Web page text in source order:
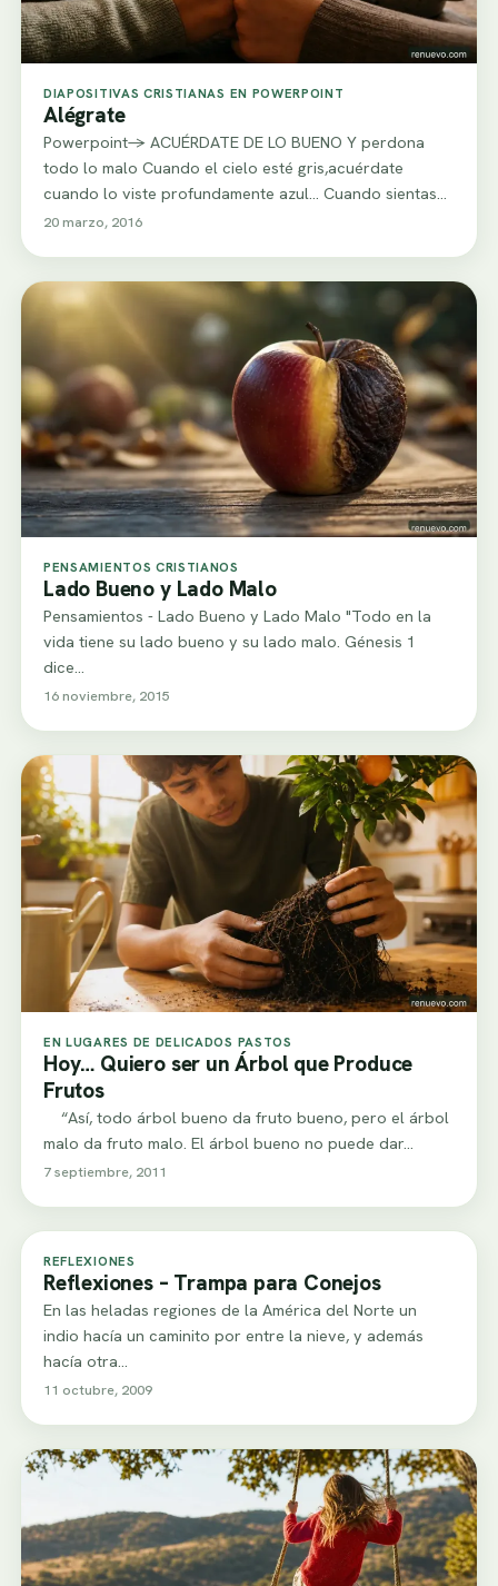
DIAPOSITIVAS CRISTIANAS EN POWERPOINT
Alégrate
Powerpoint-> ACUÉRDATE DE LO BUENO Y perdona
todo lo malo Cuando el cielo esté gris,acuérdate
cuando lo viste profundamente azul... Cuando sientas…
20 marzo, 2016
PENSAMIENTOS CRISTIANOS
Lado Bueno y Lado Malo
Pensamientos - Lado Bueno y Lado Malo "Todo en la
vida tiene su lado bueno y su lado malo. Génesis 1
dice…
16 noviembre, 2015
EN LUGARES DE DELICADOS PASTOS
Hoy… Quiero ser un Árbol que Produce
Frutos
“Así, todo árbol bueno da fruto bueno, pero el árbol
malo da fruto malo. El árbol bueno no puede dar…
7 septiembre, 2011
REFLEXIONES
Reflexiones – Trampa para Conejos
En las heladas regiones de la América del Norte un
indio hacía un caminito por entre la nieve, y además
hacía otra…
11 octubre, 2009